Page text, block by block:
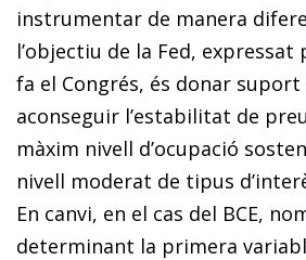
instrumentar de manera
l’objectiu de la Fed,
fa el Congrés, és donar
aconseguir l’estabilitat de
màxim nivell d’ocupació
nivell moderat de tipus
En canvi, en el cas del BCE,
determinant la primera